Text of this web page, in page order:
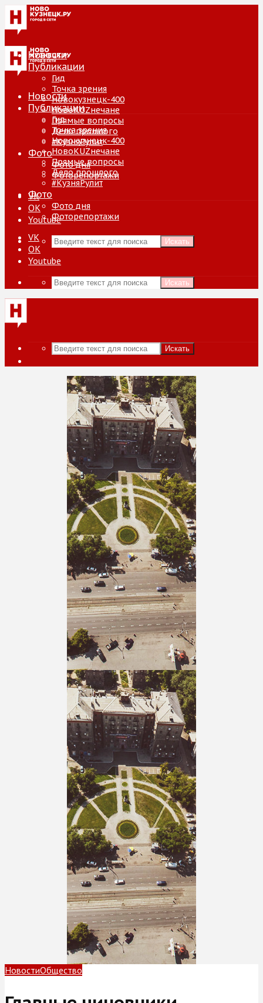
Новости
Публикации
Гид
Точка зрения
Новокузнецк-400
НовоKUZнечане
Прямые вопросы
Дело прошлого
#КузняРулит
Фото
Фото дня
Фоторепортажи
VK
ОК
Youtube
Искать
Новости
Публикации
Гид
Точка зрения
Новокузнецк-400
НовоKUZнечане
Прямые вопросы
Дело прошлого
#КузняРулит
Фото
Фото дня
Фоторепортажи
VK
ОК
Youtube
Искать
Искать
НовостиОбщество